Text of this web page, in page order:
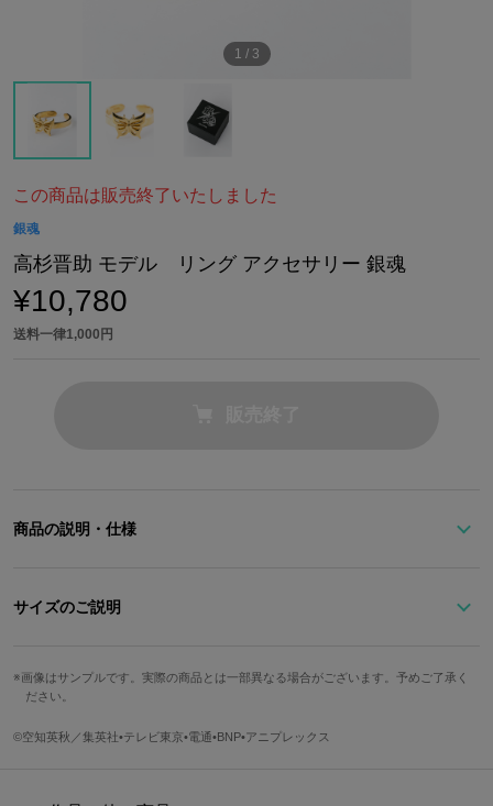
1 / 3
この商品は販売終了いたしました
銀魂
高杉晋助 モデル リング アクセサリー 銀魂
¥10,780
送料一律1,000円
商品の説明・仕様
※Freeサイズとなっておりますが推奨対応サイズは約9～13号(内周
サイズ調整の際に過度な力が掛かりますと、歪んだり折れたりする
サイズのご説明
サイズ トップ縦 トップ横 重さ
画像はサンプルです。実際の商品とは一部異なる場合がございます。予めご了承く
ださい。
©空知英秋／集英社•テレビ東京•電通•BNP•アニプレックス